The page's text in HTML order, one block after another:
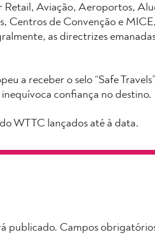
Aviação, Aeroportos,
Centros de Convenção e
as directrizes
a receber o selo “Safe
confiança no destino.
do WTTC lançados até à data.
publicado. Campos